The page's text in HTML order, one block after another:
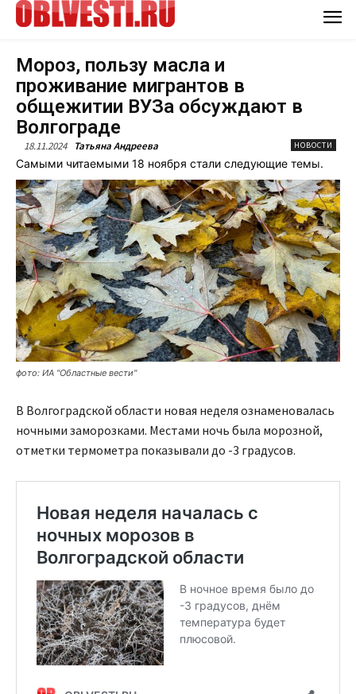
Мороз, пользу масла и
проживание мигрантов в
общежитии ВУЗа обсуждают в
Волгограде
18.11.2024 Татьяна Андреева НОВОСТИ
Самыми читаемыми 18 ноября стали следующие темы.
фото: ИА "Областные вести"
В Волгоградской области новая неделя ознаменовалась
ночными заморозками. Местами ночь была морозной,
отметки термометра показывали до -3 градусов.